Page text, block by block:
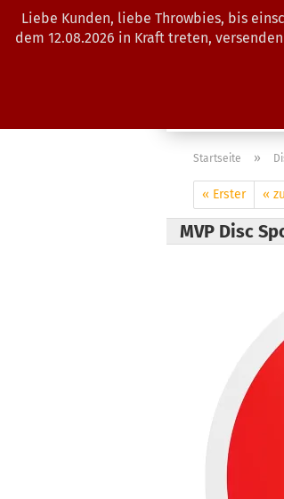
Liebe Kunden, liebe Throwbies, bis
dem 12.08.2026 in Kraft treten,
Startseite »
« Erster «
MVP Disc